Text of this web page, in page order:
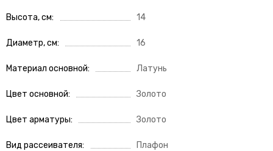
Высота, см 14
Диаметр, см 16
Материал основной Латунь
Цвет основной Золото
Цвет арматуры Золото
Вид рассеивателя Плафон